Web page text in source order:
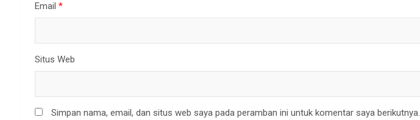
Email *
Situs Web
Simpan nama, email, dan situs web saya pada peramban ini untuk komentar saya berikutnya.